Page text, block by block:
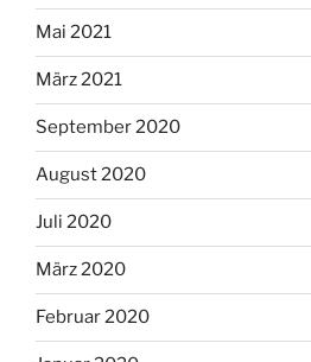
Mai 2021
März 2021
September 2020
August 2020
Juli 2020
März 2020
Februar 2020